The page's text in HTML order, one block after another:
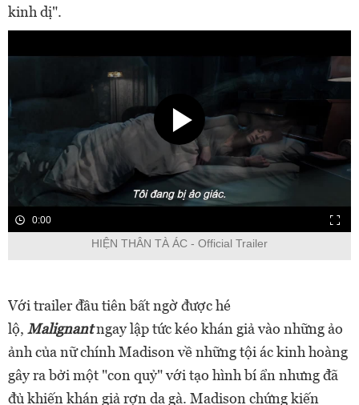
kinh dị".
0:00
HIỆN THÂN TÀ ÁC - Official Trailer
Với trailer đầu tiên bất ngờ được hé
lộ, Malignantngay lập tức kéo khán giả vào những ảo
ảnh của nữ chính Madison về những tội ác kinh hoàng
gây ra bởi một "con quỷ" với tạo hình bí ẩn nhưng đã
đủ khiến khán giả rợn da gà. Madison chứng kiến